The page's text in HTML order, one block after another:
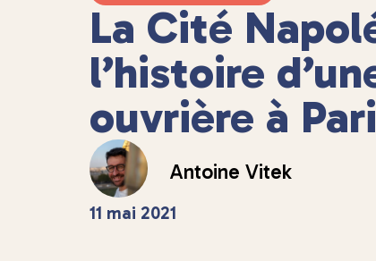
La Cité
l’histoire
ouvrière à
Antoine Vitek
11 mai 2021